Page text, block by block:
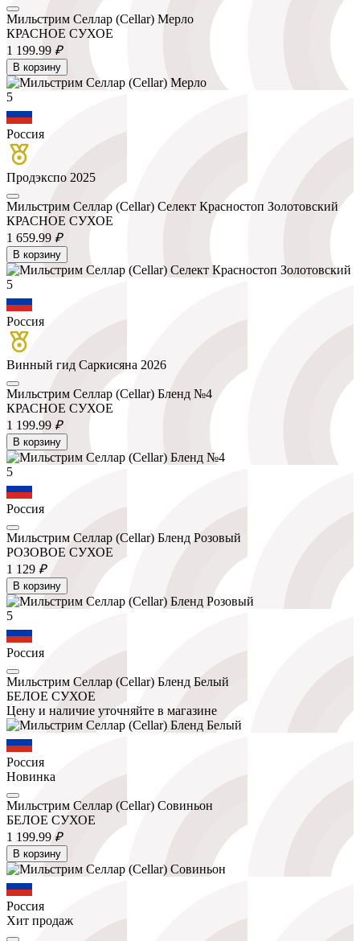
Мильстрим Селлар (Cellar) Мерло
КРАСНОЕ СУХОЕ
1 199.99 ₽
В корзину
5
Россия
Продэкспо 2025
Мильстрим Селлар (Cellar) Селект Красностоп Золотовский
КРАСНОЕ СУХОЕ
1 659.99 ₽
В корзину
5
Россия
Винный гид Саркисяна 2026
Мильстрим Селлар (Cellar) Бленд №4
КРАСНОЕ СУХОЕ
1 199.99 ₽
В корзину
5
Россия
Мильстрим Селлар (Cellar) Бленд Розовый
РОЗОВОЕ СУХОЕ
1 129 ₽
В корзину
5
Россия
Мильстрим Селлар (Cellar) Бленд Белый
БЕЛОЕ СУХОЕ
Цену и наличие уточняйте в магазине
Россия
Новинка
Мильстрим Селлар (Cellar) Совиньон
БЕЛОЕ СУХОЕ
1 199.99 ₽
В корзину
Россия
Хит продаж